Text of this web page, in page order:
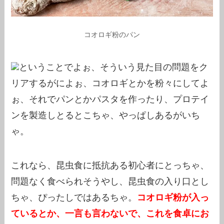
コオロギ粉のパン
ということでよぉ、そういう見た目の問題をク
リアするがによぉ、コオロギとかを粉々にしてよ
ぉ、それでパンとかパスタを作ったり、プロテイ
ンを製造しとるとこちゃ、やっぱしあるがいち
ゃ。
これなら、昆虫食に抵抗ある初心者にとっちゃ、
問題なく食べられそうやし、昆虫食の入り口とし
ちゃ、ぴったしではあるちゃ。 コオロギ粉が入っ
ているとか、一言も言わないで、これを食卓にお